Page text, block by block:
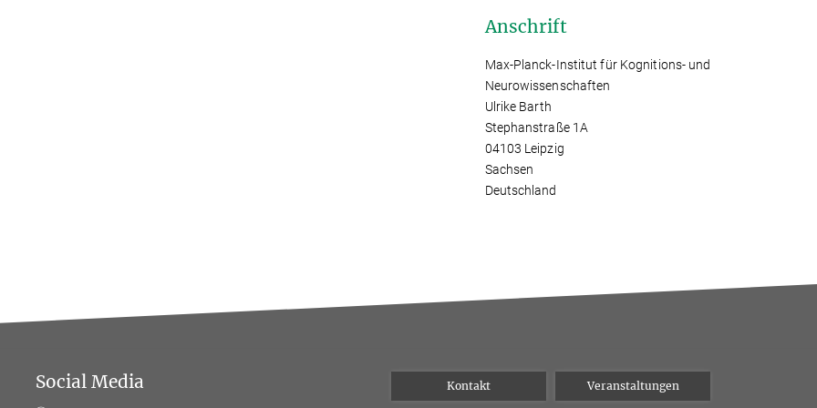
Anschrift
Max-Planck-Institut für Kognitions- und
Neurowissenschaften
Ulrike Barth
Stephanstraße 1A
04103 Leipzig
Sachsen
Deutschland
Social Media Kontakt Veranstaltungen